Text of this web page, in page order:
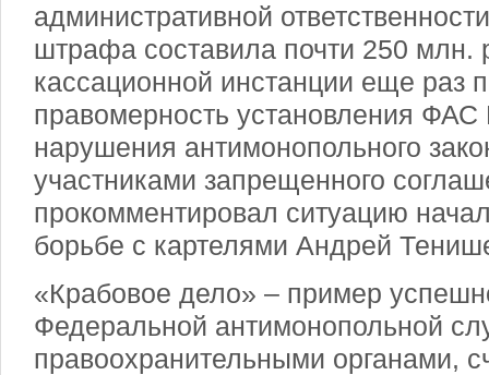
административной
штрафа составила почти 250 млн.
кассационной инстанции еще раз
правомерность установления ФАС
нарушения антимонопольного
участниками запрещенного
прокомментировал ситуацию
борьбе с картелями Андрей
«Крабовое дело» – пример
Федеральной антимонопольной
правоохранительными органами,